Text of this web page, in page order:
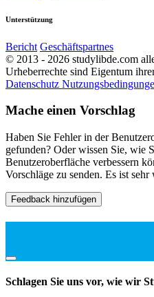
Unterstützung
Bericht Geschäftspartnes
© 2013 - 2026 studylibde.com
Urheberrechte sind Eigentum
Datenschutz
Mache einen Vorschlag
Haben Sie Fehler in der
gefunden? Oder wissen Sie, wie
Benutzeroberfläche verbessern
Vorschläge zu senden. Es ist
Feedback hinzufügen
Schlagen Sie uns vor, wie wir